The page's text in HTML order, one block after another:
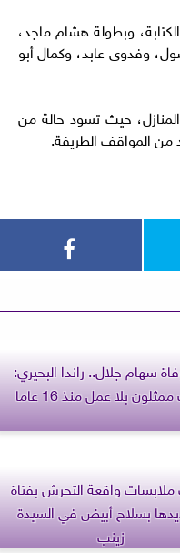
وبطولة هشام ماجد،
وفدوى عابد، وكمال أبو
حيث تسود حالة من
من المواقف الطريفة.
سهام جلال.. راندا البحيري:
بلا عمل منذ 16 عاما
واقعة التحرش بفتاة
بسلاح أبيض في السيدة
زينب